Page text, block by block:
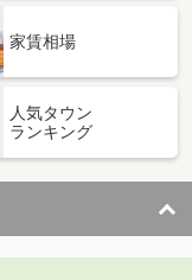
家賃相場
人気タウン
ランキング